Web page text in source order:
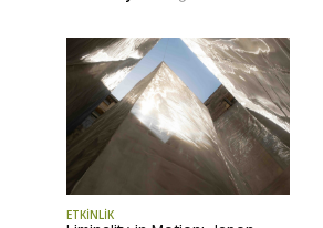
ETKİNLİK